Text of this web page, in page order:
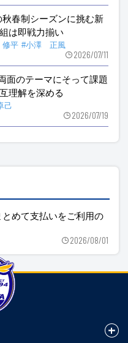
秋春制シーズンに挑む新
は即戦力揃い
平 #小澤 正風
2026/07/11
面のテーマにそって課題
理解を深める
己
2026/07/19
とめて支払いをご利用の
2026/08/01